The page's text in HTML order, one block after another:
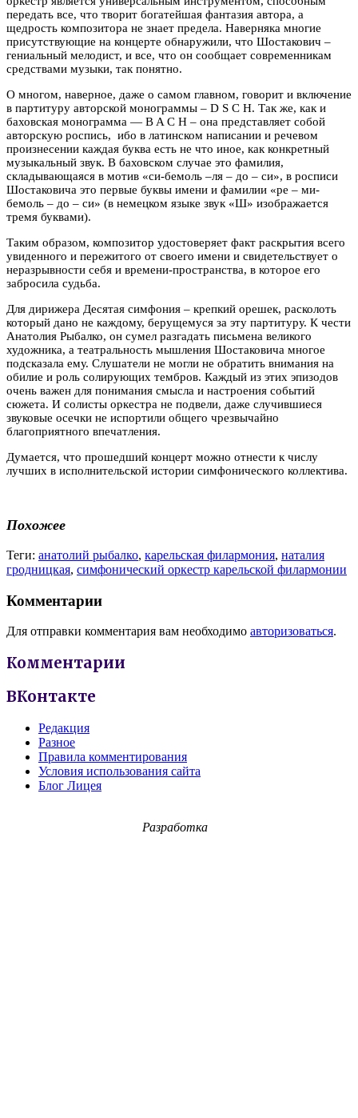
передать все, что творит богатейшая фантазия автора, а
щедрость композитора не знает предела. Наверняка многие
присутствующие на концерте обнаружили, что Шостакович –
гениальный мелодист, и все, что он сообщает современникам
средствами музыки, так понятно.
О многом, наверное, даже о самом главном, говорит и включение
в партитуру авторской монограммы – D S C H. Так же, как и
баховская монограмма — B A C H – она представляет собой
авторскую роспись, ибо в латинском написании и речевом
произнесении каждая буква есть не что иное, как конкретный
музыкальный звук. В баховском случае это фамилия,
складывающаяся в мотив «си-бемоль –ля – до – си», в росписи
Шостаковича это первые буквы имени и фамилии «ре – ми-
бемоль – до – си» (в немецком языке звук «Ш» изображается
тремя буквами).
Таким образом, композитор удостоверяет факт раскрытия всего
увиденного и пережитого от своего имени и свидетельствует о
неразрывности себя и времени-пространства, в которое его
забросила судьба.
Для дирижера Десятая симфония – крепкий орешек, расколоть
который дано не каждому, берущемуся за эту партитуру. К чести
Анатолия Рыбалко, он сумел разгадать письмена великого
художника, а театральность мышления Шостаковича многое
подсказала ему. Слушатели не могли не обратить внимания на
обилие и роль солирующих тембров. Каждый из этих эпизодов
очень важен для понимания смысла и настроения событий
сюжета. И солисты оркестра не подвели, даже случившиеся
звуковые осечки не испортили общего чрезвычайно
благоприятного впечатления.
Думается, что прошедший концерт можно отнести к числу
лучших в исполнительской истории симфонического коллектива.
Похожее
Теги: анатолий рыбалко, карельская филармония, наталия
гродницкая, симфонический оркестр карельской филармонии
Комментарии
Для отправки комментария вам необходимо авторизоваться.
Комментарии
ВКонтакте
Редакция
Разное
Правила комментирования
Условия использования сайта
Блог Лицея
Разработка